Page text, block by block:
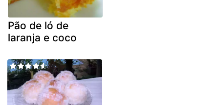
Pão de ló de
laranja e coco